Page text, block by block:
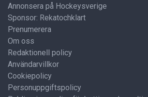
Annonsera på Hockeysverige
Sponsor: Rekatochklart
Prenumerera
Om oss
Redaktionell policy
Användarvillkor
Cookiepolicy
Personuppgiftspolicy